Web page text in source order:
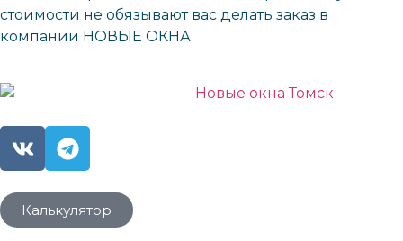
стоимости не обязывают вас делать заказ в
компании НОВЫЕ ОКНА
Калькулятор